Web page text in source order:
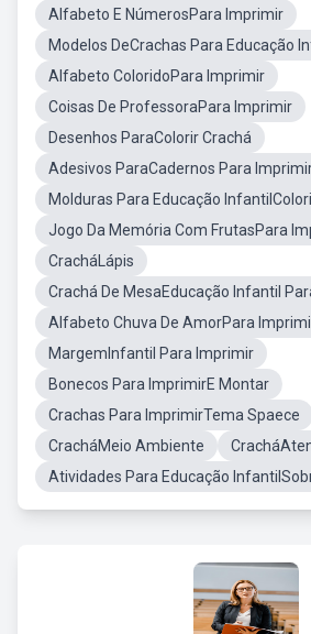
Alfabeto E NúmerosPara Imprimir
Modelos DeCrachas Para Educação
Alfabeto ColoridoPara Imprimir
Coisas De ProfessoraPara Imprimir
Desenhos ParaColorir Crachá
Adesivos ParaCadernos Para
Molduras Para Educação
Jogo Da Memória Com FrutasPara
CracháLápis
Crachá De MesaEducação Infantil
Alfabeto Chuva De AmorPara
MargemInfantil Para Imprimir
Bonecos Para ImprimirE Montar
Crachas Para ImprimirTema Spaece
CracháMeio Ambiente
Atividades Para Educação